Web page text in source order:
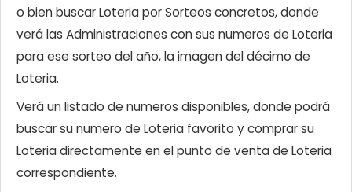
o bien buscar Loteria por Sorteos concretos, donde
verá las Administraciones con sus numeros de Loteria
para ese sorteo del año, la imagen del décimo de
Loteria.
Verá un listado de numeros disponibles, donde podrá
buscar su numero de Loteria favorito y comprar su
Loteria directamente en el punto de venta de Loteria
correspondiente.